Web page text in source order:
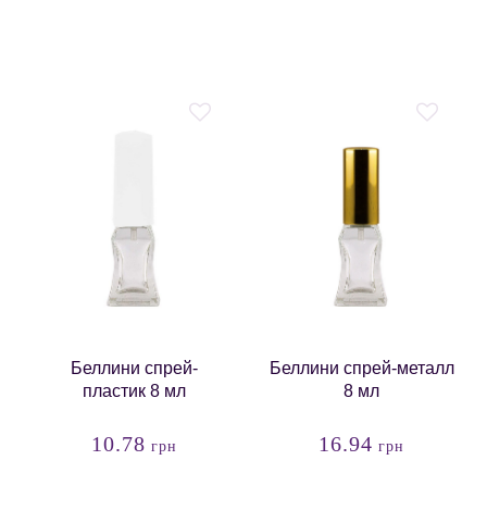
Беллини спрей-
пластик 8 мл
10.78 грн
Беллини спрей-металл
8 мл
16.94 грн